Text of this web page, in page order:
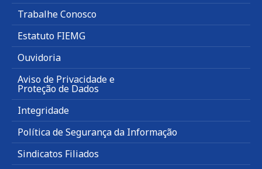
Trabalhe Conosco
Estatuto FIEMG
Ouvidoria
Aviso de Privacidade e
Proteção de Dados
Integridade
Política de Segurança da Informação
Sindicatos Filiados